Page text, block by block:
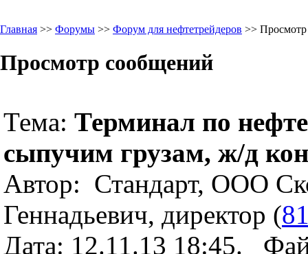
Главная >> Форумы >> Форум для нефтетрейдеров >>
Просмотр сообщений
Тема: Терминал по
сыпучим грузам, ж/д
Автор: Стандарт, ООО
Геннадьевич, директор (
Дата: 12.11.13 18:45.